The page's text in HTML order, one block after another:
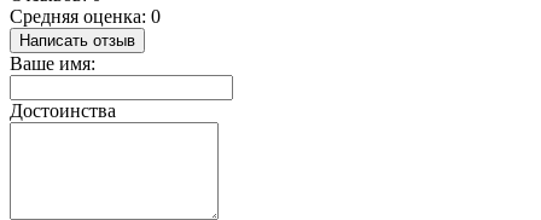
Средняя оценка: 0
Написать отзыв
Ваше имя:
Достоинства